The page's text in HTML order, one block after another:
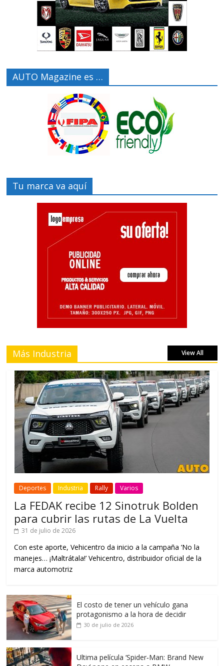
AUTO Magazine es …
Tu marca va aquí
Más Industria View All
Deportes Industria Rally Varios
La FEDAK recibe 12 Sinotruk Bolden
para cubrir las rutas de La Vuelta
31 de julio de 2026
Con este aporte, Vehicentro da inicio a la campaña ‘No la
manejes… ¡Maltrátala!’ Vehicentro, distribuidor oficial de la
marca automotriz
El costo de tener un vehículo gana
protagonismo a la hora de decidir
30 de julio de 2026
Ultima película ‘Spider‑Man: Brand New